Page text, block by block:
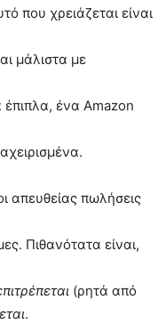
που χρειάζεται είναι
μάλιστα με
έπιπλα, ένα Amazon
απευθείας πωλήσεις
Πιθανότατα είναι,
(ρητά από
.